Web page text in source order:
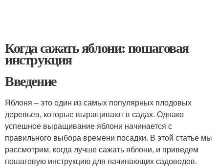
Когда сажать яблони: пошаговая
инструкция
Введение
Яблоня – это один из самых популярных плодовых
деревьев, которые выращивают в садах. Однако
успешное выращивание яблони начинается с
правильного выбора времени посадки. В этой статье мы
рассмотрим, когда лучше сажать яблони, и приведем
пошаговую инструкцию для начинающих садоводов.